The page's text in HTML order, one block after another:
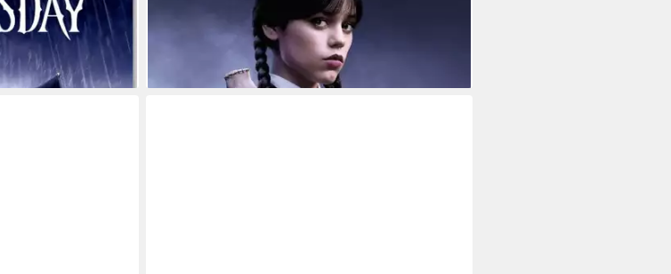
lieferbar - in 2-3 Werktagen bei dir